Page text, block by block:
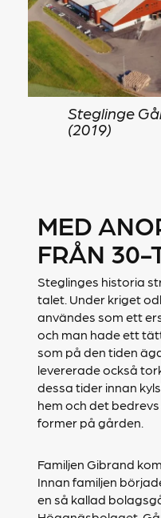
Steglinge
(2019)
MED
FRÅN 30-
Steglinges historia
talet. Under kriget
användes som ett
och man hade ett
som på den tiden
levererade också
dessa tider innan
hem och det
former på gården.
Familjen Gibrand
Innan familjen
en så kallad